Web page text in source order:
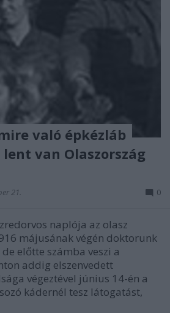
való épkézláb
van Olaszország
21. 0
naplója az olasz
májusának végén doktorunk
előtte számba veszi a
addig elszenvedett
végeztével június 14-én a
kádernél tesz látogatást,